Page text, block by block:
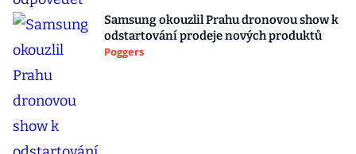
Samsung okouzlil Prahu dronovou show k
odstartování prodeje nových produktů
Poggers